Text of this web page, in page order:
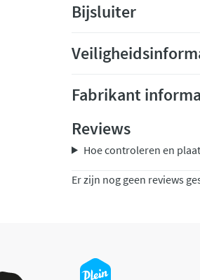
Bijsluiter
Fabrikant
Reviews
Hoe controleren en
Er zijn nog geen reviews